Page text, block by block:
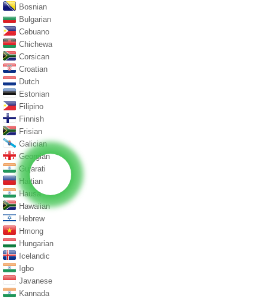
Bosnian
Bulgarian
Cebuano
Chichewa
Corsican
Croatian
Dutch
Estonian
Filipino
Finnish
Frisian
Galician
Georgian
Gujarati
Haitian
Hausa
Hawaiian
Hebrew
Hmong
Hungarian
Icelandic
Igbo
Javanese
Kannada